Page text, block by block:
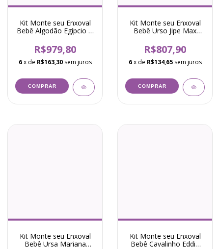
Kit Monte seu Enxoval
Bebê Algodão Egípcio O
R$979,80
6 x de R$163,30 sem juros
COMPRAR
Kit Monte seu Enxoval
Bebê Urso Jipe Max
R$807,90
6 x de R$134,65 sem juros
COMPRAR
Kit Monte seu Enxoval
Bebê Ursa Mariana
Kit Monte seu Enxoval
Bebê Cavalinho Eddie